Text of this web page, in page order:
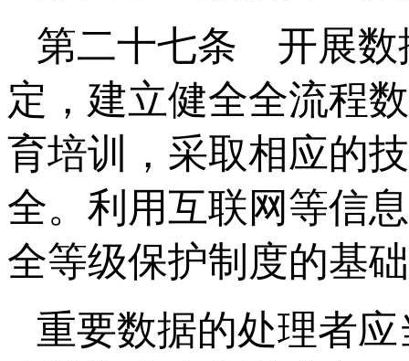
第二十七条 开展数
定，建立健全全流程
育培训，采取相应的
全。利用互联网等信
全等级保护制度的基
重要数据的处理者